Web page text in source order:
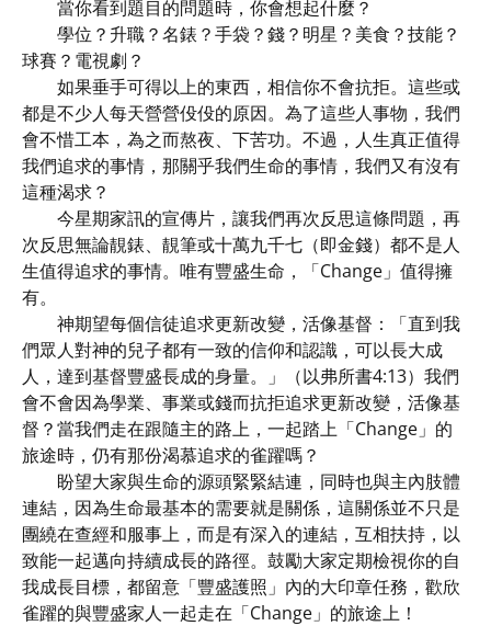
當你看到題目的問題時，你會想起什麼？
學位？升職？名錶？手袋？錢？明星？美食？技能？
球賽？電視劇？
如果垂手可得以上的東西，相信你不會抗拒。這些或
都是不少人每天營營伇伇的原因。為了這些人事物，我們
會不惜工本，為之而熬夜、下苦功。不過，人生真正值得
我們追求的事情，那關乎我們生命的事情，我們又有沒有
這種渴求？
今星期家訊的宣傳片，讓我們再次反思這條問題，再
次反思無論靚錶、靚筆或十萬九千七（即金錢）都不是人
生值得追求的事情。唯有豐盛生命，「Change」值得擁
有。
神期望每個信徒追求更新改變，活像基督：「直到我
們眾人對神的兒子都有一致的信仰和認識，可以長大成
人，達到基督豐盛長成的身量。」（以弗所書4:13）我們
會不會因為學業、事業或錢而抗拒追求更新改變，活像基
督？當我們走在跟隨主的路上，一起踏上「Change」的
旅途時，仍有那份渴慕追求的雀躍嗎？
盼望大家與生命的源頭緊緊結連，同時也與主內肢體
連結，因為生命最基本的需要就是關係，這關係並不只是
團繞在查經和服事上，而是有深入的連結，互相扶持，以
致能一起邁向持續成長的路徑。鼓勵大家定期檢視你的自
我成長目標，都留意「豐盛護照」內的大印章任務，歡欣
雀躍的與豐盛家人一起走在「Change」的旅途上！